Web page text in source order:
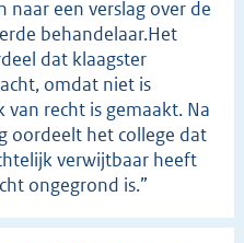
naar een verslag over de
behandelaar.Het
dat klaagster
omdat niet is
recht is gemaakt. Na
oordeelt het college dat
verwijtbaar heeft
ongegrond is.”